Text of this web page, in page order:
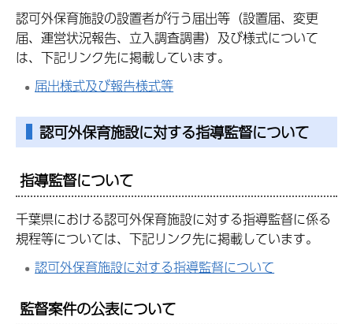
認可外保育施設の設置者が行う届出等（設置届、変更
届、運営状況報告、立入調査調書）及び様式について
は、下記リンク先に掲載しています。
届出様式及び報告様式等
認可外保育施設に対する指導監督について
指導監督について
千葉県における認可外保育施設に対する指導監督に係る
規程等については、下記リンク先に掲載しています。
認可外保育施設に対する指導監督について
監督案件の公表について